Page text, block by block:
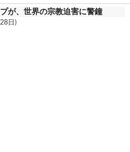
が、世界の宗教迫害に警鐘
日)